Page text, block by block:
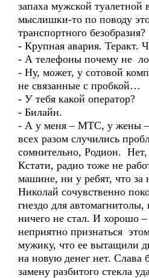
запаха мужской туалетной
мыслишки-то по поводу
транспортного безобразия?
- Крупная авария. Теракт.
- А телефоны почему не
- Ну, может, у сотовой
не связанные с пробкой…
- У тебя какой оператор?
- Билайн.
- А у меня – МТС, у жены
всех разом случились
сомнительно, Родион. Нет,
Кстати, радио тоже не
машине, ни у ребят, что за
Николай сочувственно
гнездо для
ничего не стал. И хорошо
неприятно признаться
мужику, что ее вытащили
на новую денег нет. Слава
замену разбитого стекла